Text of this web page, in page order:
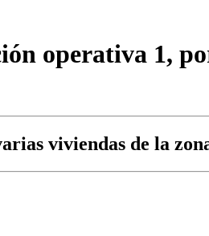
operativa 1,
viviendas de la